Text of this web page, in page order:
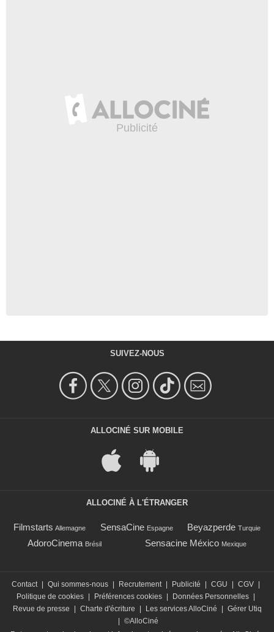
SUIVEZ-NOUS
ALLOCINÉ SUR MOBILE
ALLOCINÉ À L'ÉTRANGER
Filmstarts Allemagne SensaCine Espagne Beyazperde Turquie
AdoroCinema Brésil Sensacine México Mexique
Contact | Qui sommes-nous | Recrutement | Publicité | CGU | CGV |
Politique de cookies | Préférences cookies | Données Personnelles |
Revue de presse
| Charte d'écriture | Les services AlloCiné | Gérer Utiq
| ©AlloCiné